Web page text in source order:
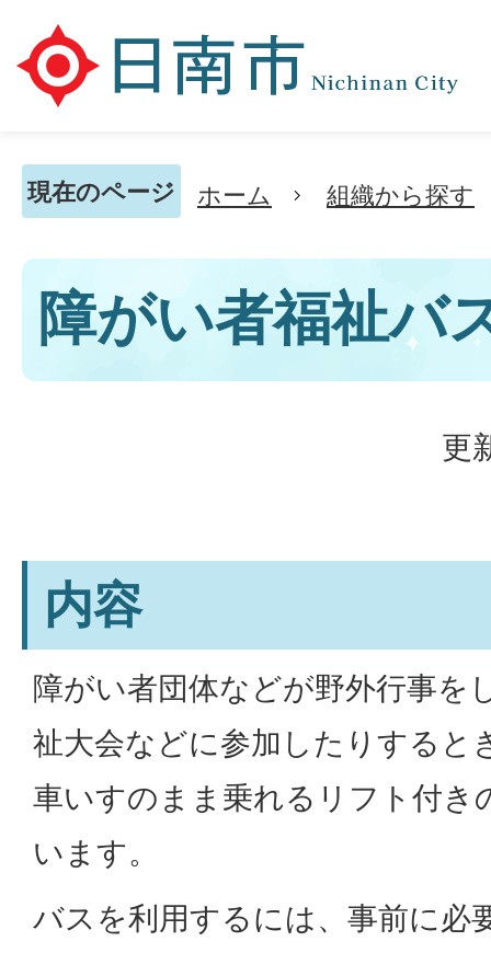
現在のページ ホーム 組織から探す
障がい者福祉バ
更
内容
障がい者団体などが野外行事を
祉大会などに参加したりすると
車いすのまま乗れるリフト付き
います。
バスを利用するには、事前に必